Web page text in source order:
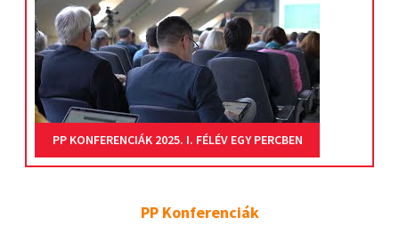
PP KONFERENCIÁK 2025. I. FÉLÉV EGY PERCBEN
PP Konferenciák